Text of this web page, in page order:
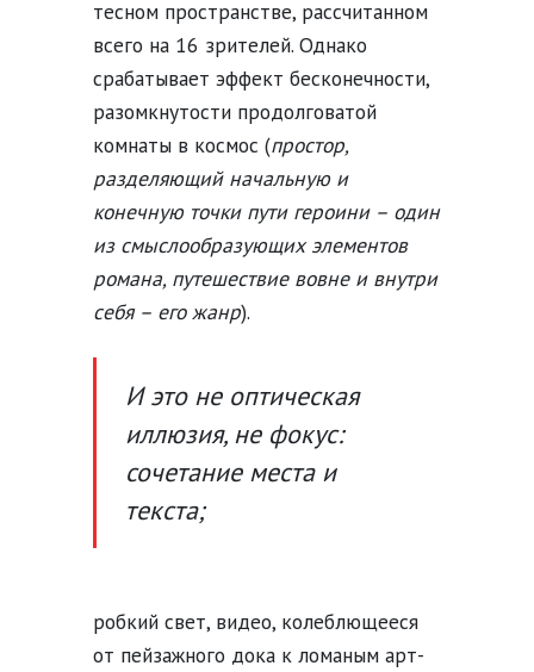
тесном пространстве, рассчитанном
всего на 16 зрителей. Однако
срабатывает эффект бесконечности,
разомкнутости продолговатой
комнаты в космос (простор,
разделяющий начальную и
конечную точки пути героини – один
из смыслообразующих элементов
романа, путешествие вовне и внутри
себя – его жанр).
И это не оптическая
иллюзия, не фокус:
сочетание места и
текста;
робкий свет, видео, колеблющееся
от пейзажного дока к ломаным арт-